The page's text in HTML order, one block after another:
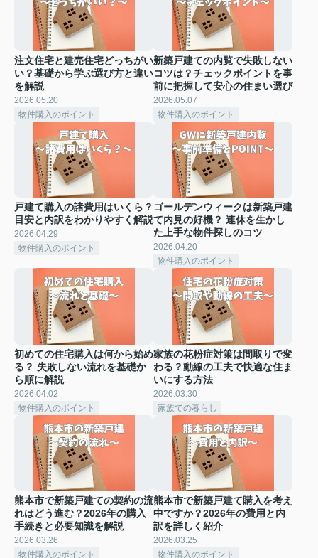
注文住宅と建売住宅どっちがい
い？基礎から学ぶ選び方と違い
を解説
2026.05.20
物件購入のポイント
新築戸建ての内覧で失敗しない
コツは？チェックポイントを事
前に把握して安心の住まい選び
2026.05.07
物件購入のポイント
戸建て購入の諸費用はいくら？
目安と内訳をわかりやすく解説
2026.04.29
物件購入のポイント
ゴールデンウィークは新築戸建
て内見の好機？ 連休を生かし
た上手な物件探しのコツ
2026.04.20
物件購入のポイント
初めての住宅購入は何から始め
る？ 失敗しない流れを基礎か
ら順に解説
2026.04.02
物件購入のポイント
家族の花粉症対策は間取りで変
わる？動線の工夫で快適な住ま
いにする方法
2026.03.30
家族での暮らし
熊本市で新築戸建ての契約の流
れはどう進む？2026年の購入
手続きと必要知識を解説
2026.03.26
物件購入のポイント
熊本市で新築戸建て購入を考え
中ですか？2026年の費用と内
訳を詳しく紹介
2026.03.25
物件購入のポイント